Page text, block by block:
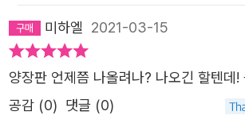
이, 앤 드루얀의 <코스모스: 가능한 세계
과학이라는 커튼을 살짝 젖히고 나면 그
는 물론이고 문학과 예술에 대한 해박한
인간 감정에 대한 깊은 이해, 인류사적 의
미하엘 2021-03-15
양장판 언제쯤 나올려나? 나오긴 할텐데!
공감 (0) 댓글 (0)